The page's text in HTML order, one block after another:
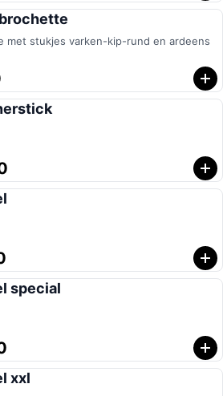
met stukjes varken-kip-rund en ardeens
special
xxl